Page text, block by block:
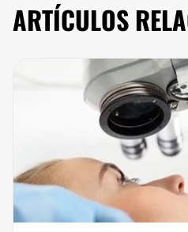
ARTÍCULOS